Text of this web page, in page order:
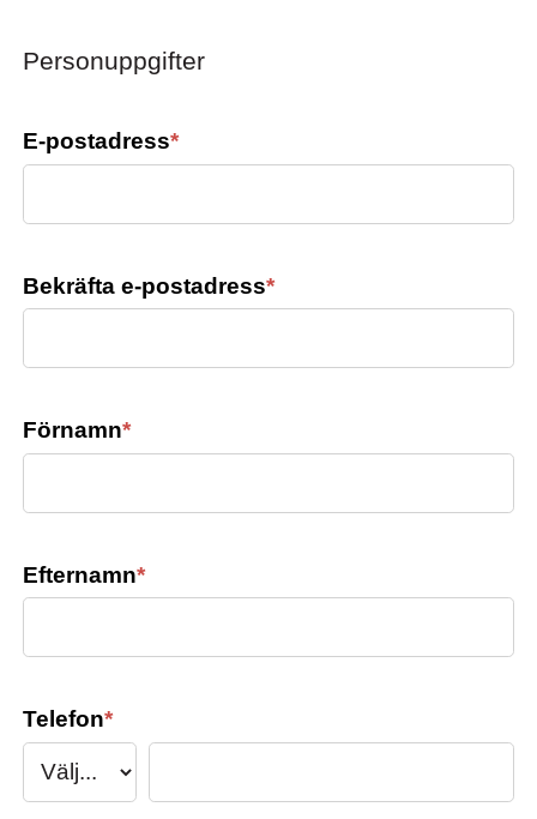
Personuppgifter
E-postadress*
Bekräfta e-postadress*
Förnamn*
Efternamn*
Telefon*